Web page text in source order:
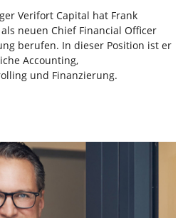
Verifort Capital hat Frank
neuen Chief Financial Officer
berufen. In dieser Position ist er
Accounting,
und Finanzierung.